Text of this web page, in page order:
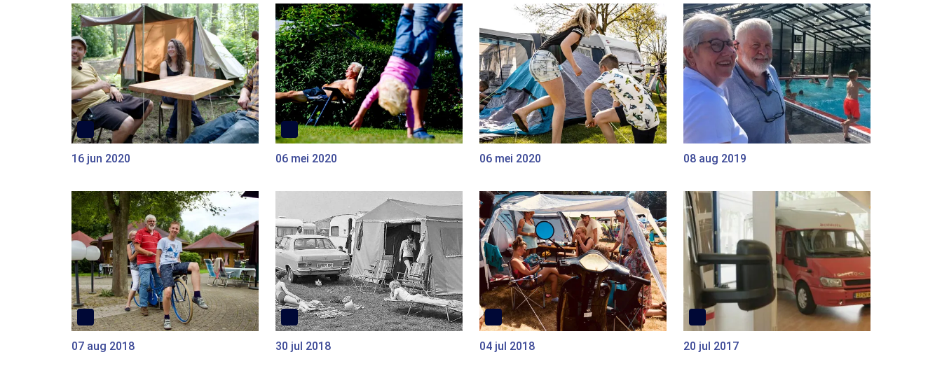
16 jun 2020 06 mei 2020 06 mei 2020 08 aug 2019
07 aug 2018 30 jul 2018 04 jul 2018 20 jul 2017